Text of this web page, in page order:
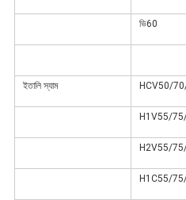
ভি60
ইতালি স্যাম HCV50/
H1V55/
H2V55/
H1C55/